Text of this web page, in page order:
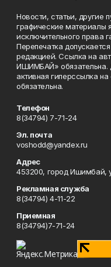
Новости, статьи, другие
графические материалы
исключительного
Перепечатка
редакцией. Ссылка на
ИШИМБАЙ» обязательна.
активная гиперссылка
обязательна.
Телефон
8(34794) 7-71-24
Эл. почта
voshodd@yandex.ru
Адрес
453200, город Ишимбай,
Рекламная служба
8(34794) 4-11-22
Приемная
8(34794)7-71-24